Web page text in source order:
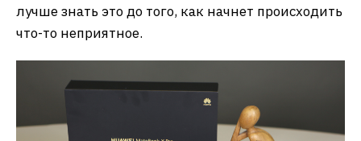
лучше знать это до того, как начнет происходить
что-то неприятное.